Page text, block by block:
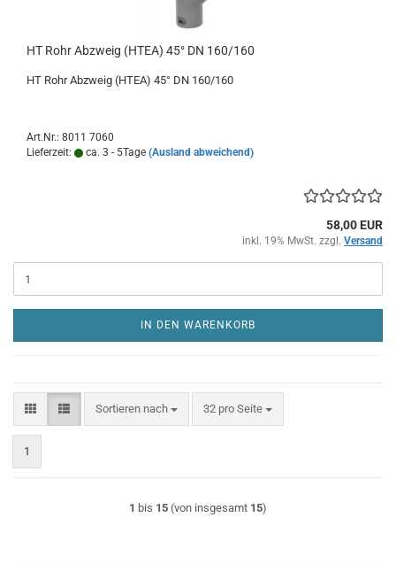
HT Rohr Abzweig (HTEA) 45° DN 160/160
HT Rohr Abzweig (HTEA) 45° DN 160/160
Art.Nr.: 8011 7060
Lieferzeit:
ca. 3 - 5Tage (Ausland abweichend)
58,00 EUR
inkl. 19% MwSt. zzgl. Versand
IN DEN WARENKORB
Sortieren nach
Sortieren nach 32 pro Seite
pro Seite
1
1 bis 15 (von insgesamt 15)